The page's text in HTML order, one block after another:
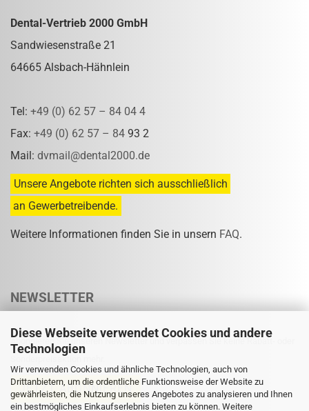
Diese Webseite verwendet Cookies und andere
Technologien
Wir verwenden Cookies und ähnliche Technologien, auch von
Drittanbietern, um die ordentliche Funktionsweise der Website zu
gewährleisten, die Nutzung unseres Angebotes zu analysieren und Ihnen
ein bestmögliches Einkaufserlebnis bieten zu können. Weitere
Dental-Vertrieb 2000 GmbH
Sandwiesenstraße 21
64665 Alsbach-Hähnlein
Tel: +49 (0) 62 57 – 84 04 4
Fax: +49 (0) 62 57 – 84 93 2
Mail: dvmail@dental2000.de
Unsere Angebote richten sich ausschließlich
an Gewerbetreibende.
Weitere Informationen finden Sie in unsern FAQ.
NEWSLETTER
Abonnieren Sie unseren Newsletter und verpassen Sie keine Rabatt- oder
Sonderpreisaktion mehr.